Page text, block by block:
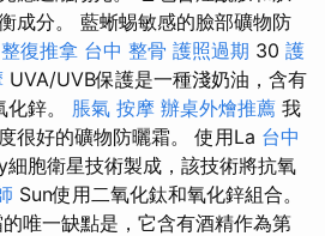
成分。 藍蜥蜴敏感的臉部礦物防
復推拿 台中 整骨 護照過期 30 護
UVA/UVB保護是一種淺奶油，含有
鋅。 脹氣 按摩 辦桌外燴推薦 我
很好的礦物防曬霜。 使用La 台中
胞衛星技術製成，該技術將抗氧
Sun使用二氧化鈦和氧化鋅組合。
唯一缺點是，它含有酒精作為第